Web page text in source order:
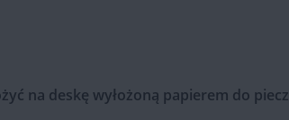
na deskę wyłożoną papierem do